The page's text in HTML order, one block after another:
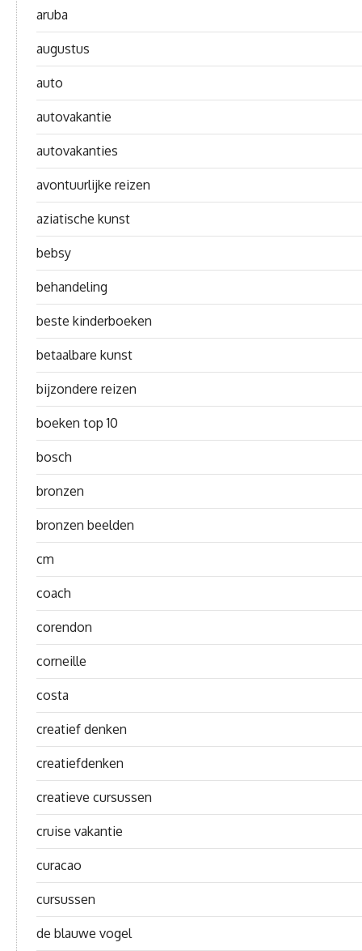
aruba
augustus
auto
autovakantie
autovakanties
avontuurlijke reizen
aziatische kunst
bebsy
behandeling
beste kinderboeken
betaalbare kunst
bijzondere reizen
boeken top 10
bosch
bronzen
bronzen beelden
cm
coach
corendon
corneille
costa
creatief denken
creatiefdenken
creatieve cursussen
cruise vakantie
curacao
cursussen
de blauwe vogel